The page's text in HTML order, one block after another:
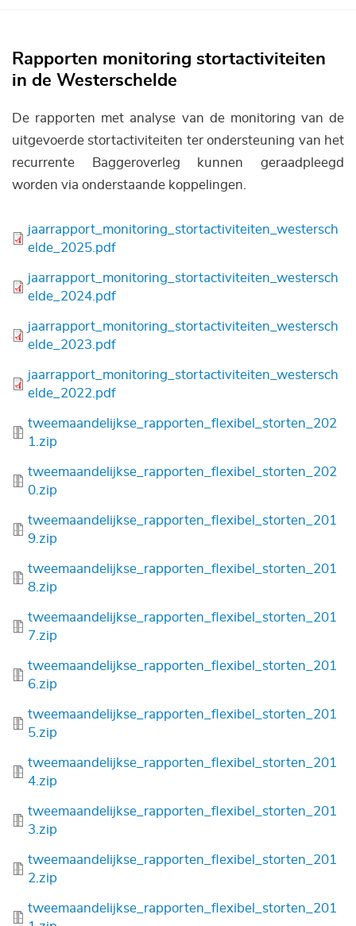
Rapporten monitoring stortactiviteiten
in de Westerschelde
De rapporten met analyse van de monitoring van de
uitgevoerde stortactiviteiten ter ondersteuning van het
recurrente Baggeroverleg kunnen geraadpleegd
worden via onderstaande koppelingen.
Bestand
jaarrapport_monitoring_stortactiviteiten_westersch
elde_2025.pdf
Bestand
jaarrapport_monitoring_stortactiviteiten_westersch
elde_2024.pdf
Bestand
jaarrapport_monitoring_stortactiviteiten_westersch
elde_2023.pdf
Bestand
jaarrapport_monitoring_stortactiviteiten_westersch
elde_2022.pdf
Bestand
tweemaandelijkse_rapporten_flexibel_storten_202
1.zip
Bestand
tweemaandelijkse_rapporten_flexibel_storten_202
0.zip
Bestand
tweemaandelijkse_rapporten_flexibel_storten_201
9.zip
Bestand
tweemaandelijkse_rapporten_flexibel_storten_201
8.zip
Bestand
tweemaandelijkse_rapporten_flexibel_storten_201
7.zip
Bestand
tweemaandelijkse_rapporten_flexibel_storten_201
6.zip
Bestand
tweemaandelijkse_rapporten_flexibel_storten_201
5.zip
Bestand
tweemaandelijkse_rapporten_flexibel_storten_201
4.zip
Bestand
tweemaandelijkse_rapporten_flexibel_storten_201
3.zip
Bestand
tweemaandelijkse_rapporten_flexibel_storten_201
2.zip
Bestand
tweemaandelijkse_rapporten_flexibel_storten_201